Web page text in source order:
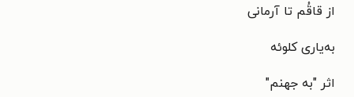
از قاقُم تا آرمانی
به‌یاری کلوئه
اثر "به جهنم"